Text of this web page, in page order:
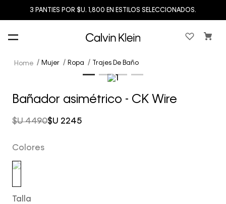
3 PANTIES POR $U. 1,800 EN ESTILOS SELECCIONADOS.
Mujer Ropa Trajes De Baño
Bañador asimétrico - CK Wire
$U 2245
$U 4490
Colores
Talla